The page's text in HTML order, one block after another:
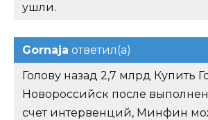
ушли.
Gornaja ответил(а)
Голову назад 2,7 млрд Купить
Новороссийск после
счет интервенций, Минфин